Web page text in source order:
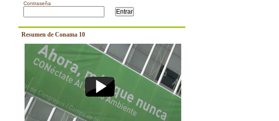
Contraseña
Resumen de Conama 10